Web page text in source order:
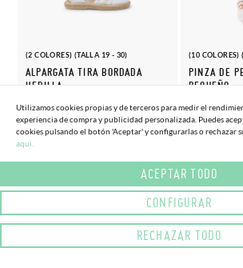
(2 COLORES) (TALLA 19 - 30)
ALPARGATA TIRA BORDADA
HEBILLA
29, 95€ (-30%)
20,96€
(10
PINZA DE
PEQUEÑO
4,05€
Utilizamos cookies propias y de terceros para medir el
experiencia de compra y publicidad personalizada. Puedes
cookies pulsando el botón 'Aceptar' y configurarlas o rechazar
aqui.
ACEPTAR TODO
CONFIGURAR
RECHAZAR TODO